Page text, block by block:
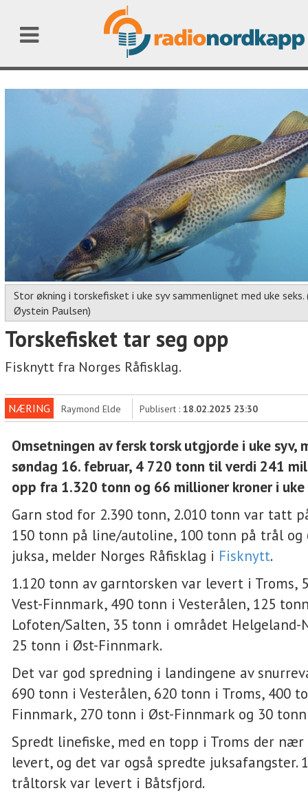
Stor økning i torskefisket i uke syv sammenlignet med uke
Øystein Paulsen)
Torskefisket tar seg opp
Fisknytt fra Norges Råfisklag.
NÆRING Raymond Elde Publisert : 18.02.2025 23:30
Omsetningen av fersk torsk utgjorde i uke syv,
søndag 16. februar, 4 720 tonn til verdi 241
opp fra 1.320 tonn og 66 millioner kroner i uke
Garn stod for 2.390 tonn, 2.010 tonn var tatt
150 tonn på line/autoline, 100 tonn på trål og
juksa, melder Norges Råfisklag i Fisknytt.
1.120 tonn av garntorsken var levert i Troms,
Vest-Finnmark, 490 tonn i Vesterålen, 125
Lofoten/Salten, 35 tonn i området Helgeland-
25 tonn i Øst-Finnmark.
Det var god spredning i landingene av
690 tonn i Vesterålen, 620 tonn i Troms, 400
Finnmark, 270 tonn i Øst-Finnmark og 30
Spredt linefiske, med en topp i Troms der
levert, og det var også spredte juksafangster.
tråltorsk var levert i Båtsfjord.